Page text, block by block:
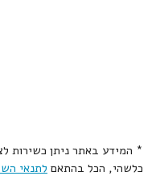
* המידע באתר ניתן כשירות
כלשהי, הכל בהתאם לתנאי